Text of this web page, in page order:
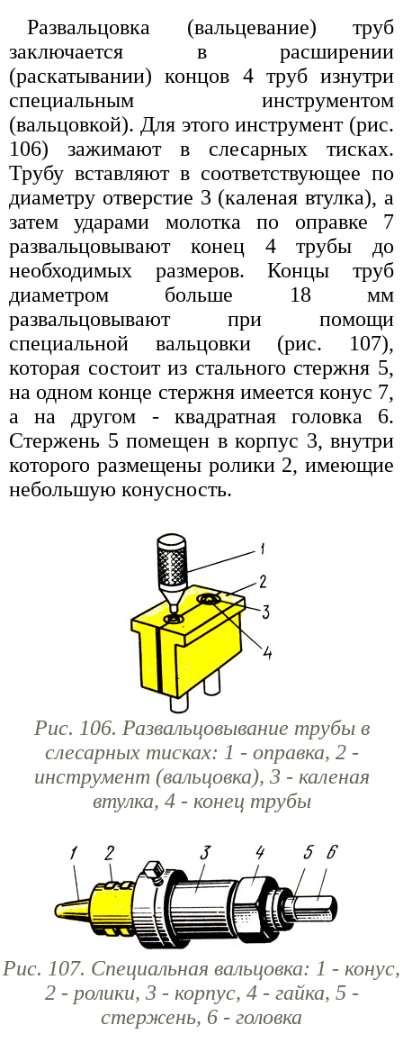
Развальцовка (вальцевание) труб
заключается в расширении
(раскатывании) концов 4 труб изнутри
специальным инструментом
(вальцовкой). Для этого инструмент (рис.
106) зажимают в слесарных тисках.
Трубу вставляют в соответствующее по
диаметру отверстие 3 (каленая втулка), а
затем ударами молотка по оправке 7
развальцовывают конец 4 трубы до
необходимых размеров. Концы труб
диаметром больше 18 мм
развальцовывают при помощи
специальной вальцовки (рис. 107),
которая состоит из стального стержня 5,
на одном конце стержня имеется конус 7,
а на другом - квадратная головка 6.
Стержень 5 помещен в корпус 3, внутри
которого размещены ролики 2, имеющие
небольшую конусность.
Рис. 106. Развальцовывание трубы в
слесарных тисках: 1 - оправка, 2 -
инструмент (вальцовка), 3 - каленая
втулка, 4 - конец трубы
Рис. 107. Специальная вальцовка: 1 - конус,
2 - ролики, 3 - корпус, 4 - гайка, 5 -
стержень, 6 - головка